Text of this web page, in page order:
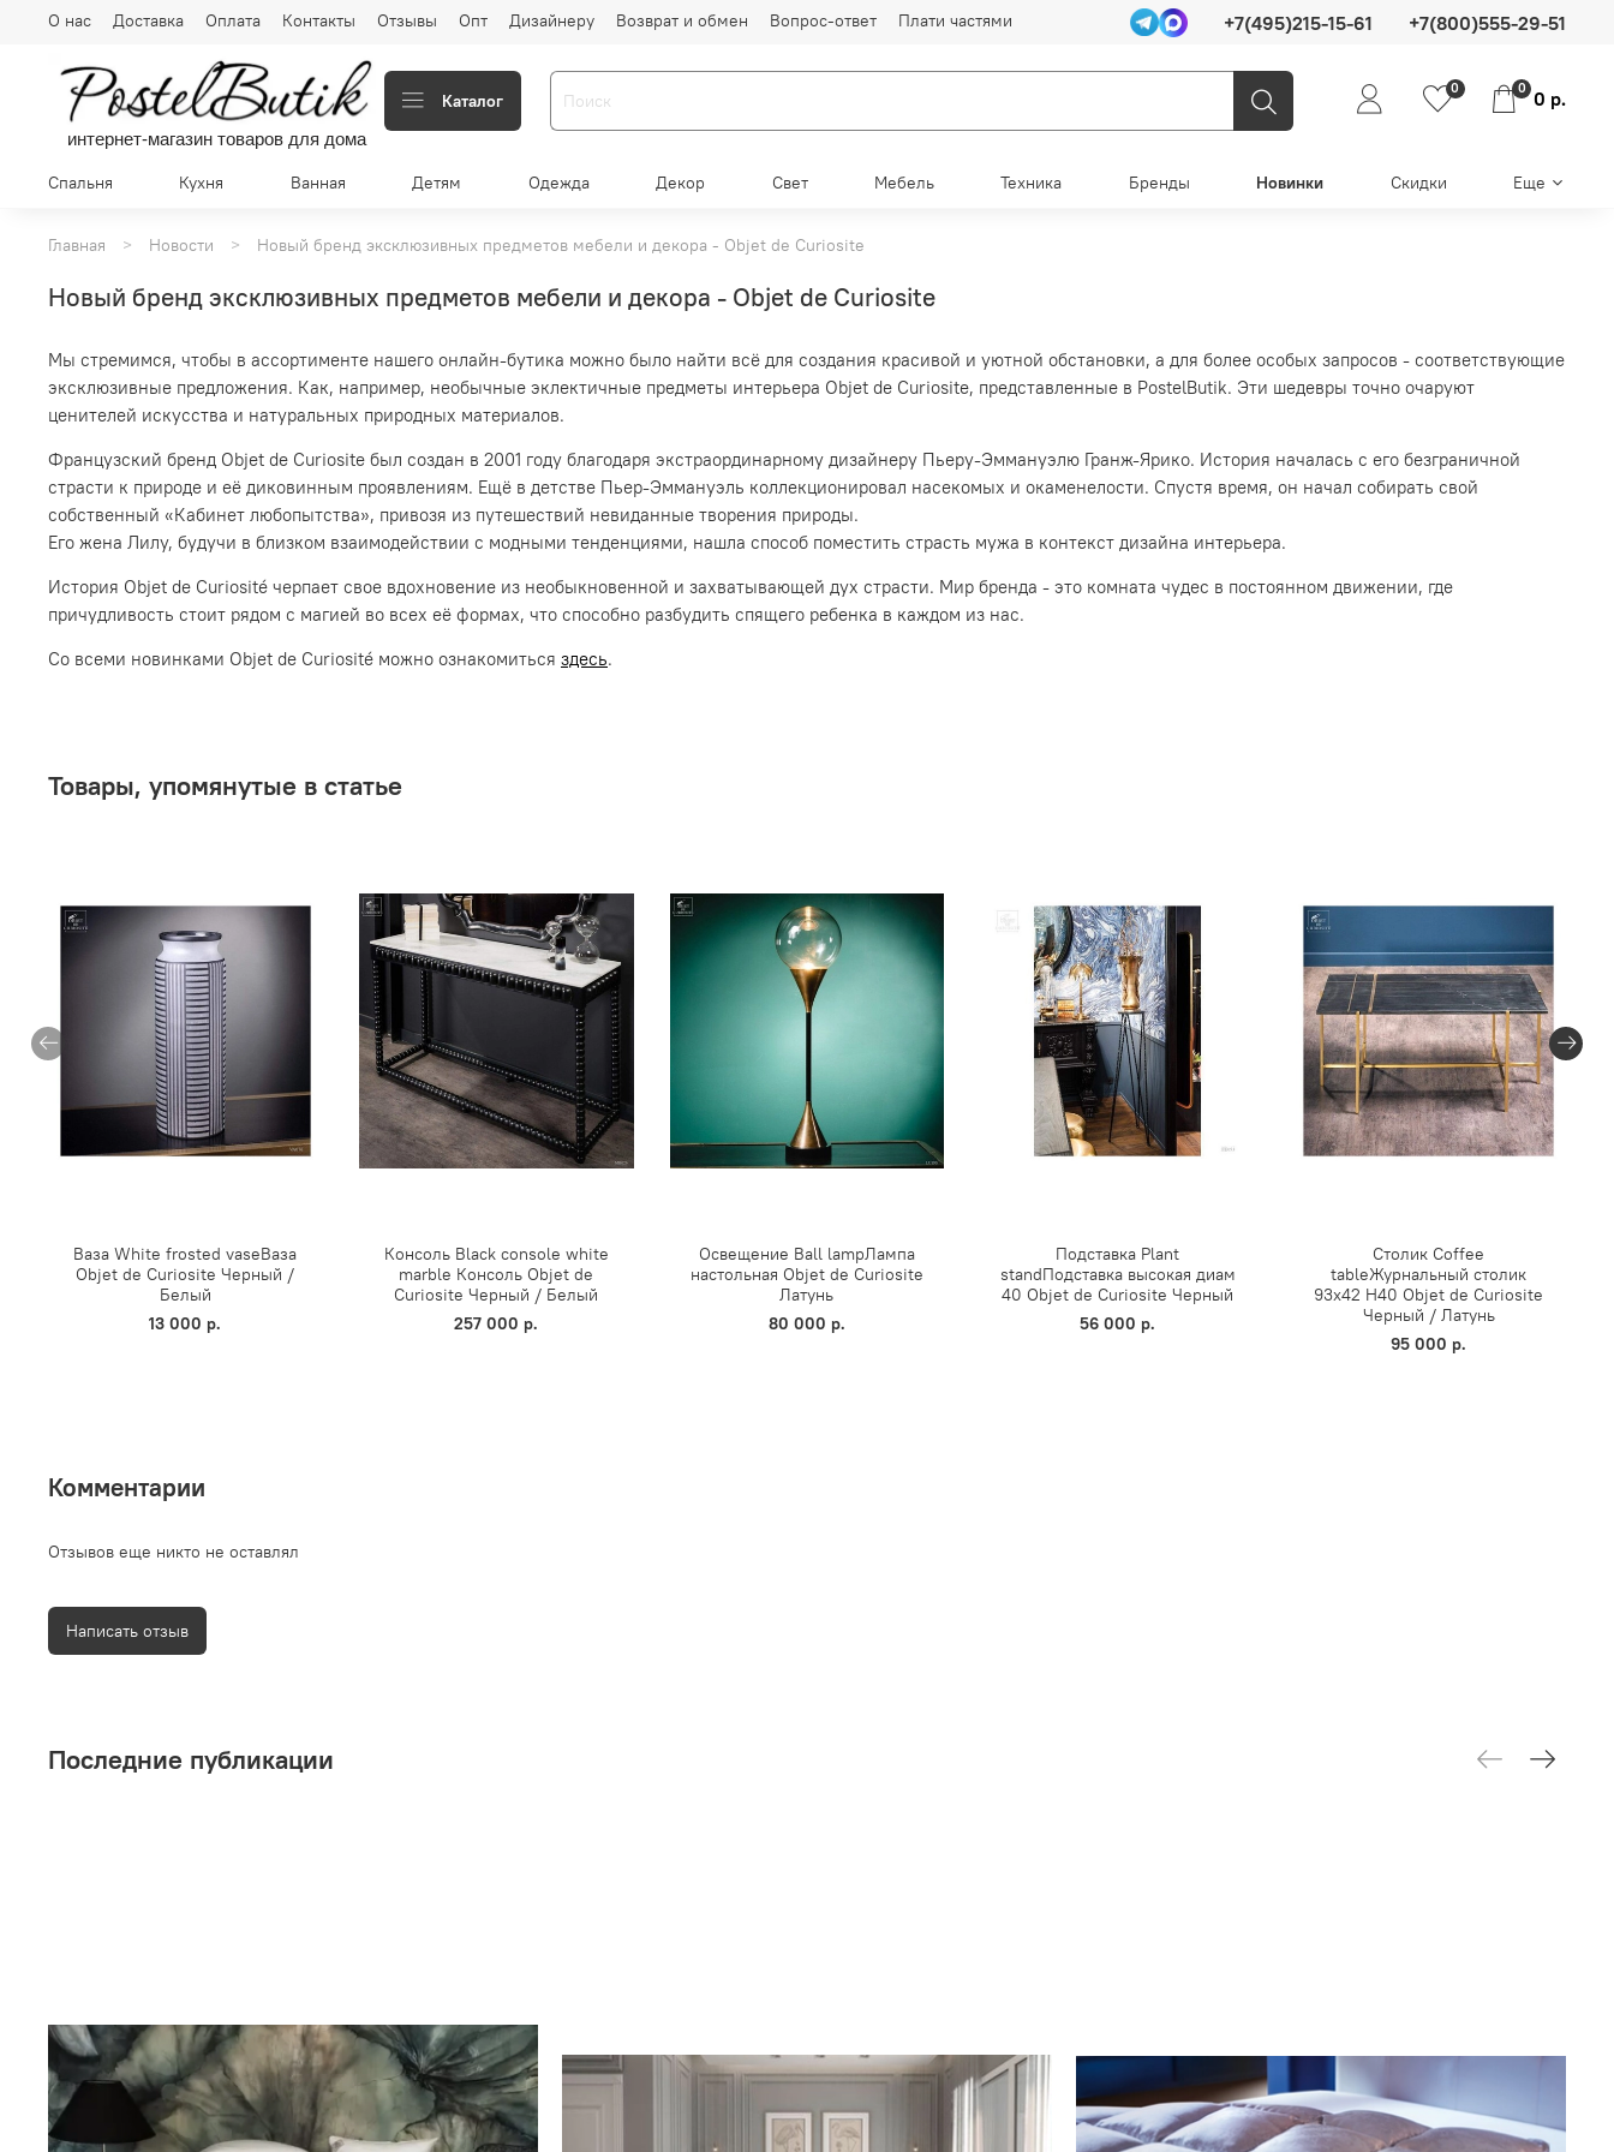
О нас Доставка Оплата Контакты Отзывы Опт Дизайнеру Возврат и обмен Вопрос-ответ Плати частями +7(495)215-15-61 +7(800)555-29-51
интернет-магазин товаров для дома
Каталог
0 0 0 р.
Спальня Кухня Ванная Детям Одежда Декор Свет Мебель Техника Бренды Новинки Скидки Еще
Главная Новости Новый бренд эксклюзивных предметов мебели и декора - Objet de Curiosite
Новый бренд эксклюзивных предметов мебели и декора - Objet de Curiosite
Мы стремимся, чтобы в ассортименте нашего онлайн-бутика можно было найти всё для создания красивой и уютной обстановки, а для более особых запросов - соответствующие
эксклюзивные предложения. Как, например, необычные эклектичные предметы интерьера Objet de Curiosite, представленные в РostelButik. Эти шедевры точно очаруют
ценителей искусства и натуральных природных материалов.
Французский бренд Objet de Curiosite был создан в 2001 году благодаря экстраординарному дизайнеру Пьеру-Эммануэлю Гранж-Ярико. История началась с его безграничной
страсти к природе и её диковинным проявлениям. Ещё в детстве Пьер-Эммануэль коллекционировал насекомых и окаменелости. Спустя время, он начал собирать свой
собственный «Кабинет любопытства», привозя из путешествий невиданные творения природы.
Его жена Лилу, будучи в близком взаимодействии с модными тенденциями, нашла способ поместить страсть мужа в контекст дизайна интерьера.
История Objet de Curiosité черпает свое вдохновение из необыкновенной и захватывающей дух страсти. Мир бренда - это комната чудес в постоянном движении, где
причудливость стоит рядом с магией во всех её формах, что способно разбудить спящего ребенка в каждом из нас.
Со всеми новинками Objet de Curiosité можно ознакомиться здесь.
Товары, упомянутые в статье
Ваза White frosted vaseВаза
Objet de Curiosite Черный /
Белый
13 000 р.
Консоль Black console white
marble Консоль Objet de
Curiosite Черный / Белый
257 000 р.
Освещение Ball lampЛампа
настольная Objet de Curiosite
Латунь
80 000 р.
Подставка Plant
standПодставка высокая диам
40 Objet de Curiosite Черный
56 000 р.
Столик Coffee
tableЖурнальный столик
93х42 Н40 Objet de Curiosite
Черный / Латунь
95 000 р.
Комментарии
Отзывов еще никто не оставлял
Написать отзыв
Последние публикации